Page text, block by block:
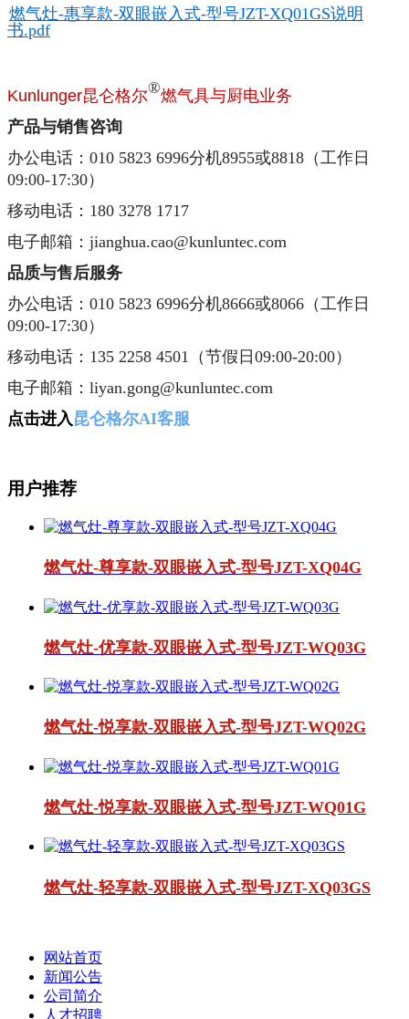
燃气灶-惠享款-双眼嵌入式-型号JZT-XQ01GS说明
书.pdf
Kunlunger昆仑格尔®燃气具与厨电业务
产品与销售咨询
办公电话：010 5823 6996分机8955或8818（工作日
09:00-17:30）
移动电话：180 3278 1717
电子邮箱：jianghua.cao@kunluntec.com
品质与售后服务
办公电话：010 5823 6996分机8666或8066（工作日
09:00-17:30）
移动电话：135 2258 4501（节假日09:00-20:00）
电子邮箱：liyan.gong@kunluntec.com
点击进入 昆仑格尔AI客服
用户推荐
燃气灶-尊享款-双眼嵌入式-型号JZT-XQ04G
燃气灶-优享款-双眼嵌入式-型号JZT-WQ03G
燃气灶-悦享款-双眼嵌入式-型号JZT-WQ02G
燃气灶-悦享款-双眼嵌入式-型号JZT-WQ01G
燃气灶-轻享款-双眼嵌入式-型号JZT-XQ03GS
网站首页
新闻公告
公司简介
人才招聘